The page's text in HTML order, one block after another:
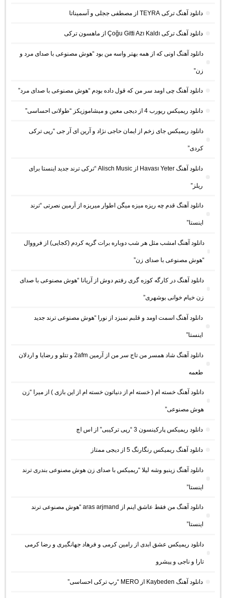
دانلود آهنگ ترکی TEYRA از مصطفی ججلی و آسمیناتا
دانلود آهنگ ترکی Çoğu Gitti Azı Kaldı از ماهسون ترکی
دانلود آهنگ اونی که از همه بهتر واسه من بود “هوش مصنوعی با صدای مرد و
زن”
دانلود آهنگ چی اومد سر من که قول داده بودم “هوش مصنوعی با صدای مرد”
دانلود ریمیکس ریورب 4 از دیجی معین و میشاموزیکز “طولانی احساسی”
دانلود ریمیکس جای زخم از ایمان حاجی نژاد و آرین ای آر جی “رپی ترکی
کردی”
دانلود آهنگ Havası Yeter از Alisch Music “ترکی ترند جدید اینستا برای
ریلز”
دانلود آهنگ ﻗﺪم ﭼﻪ رﻳﺰه ﻣﻴﺰه ﻣﻴﮕﻦ اﻃﻮار ﻣﻴﺮﻳﺰه از آرمین نصرتی “ترند
اینستا”
دانلود آهنگ امشب مثل هر شب دوباره برات گریه کردم (کجایی) از فرووال
“هوش مصنوعی با صدای زن”
دانلود آهنگ در کارگه کوزه گری رفتم دوش از آریانا “هوش مصنوعی با صدای
زن خیام خوانی بوشهری”
دانلود آهنگ اسمت اومد و قلبم نمیزد از نورا “هوش مصنوعی ترند جدید
اینستا”
دانلود آهنگ شاد همسر من تاج سر من از آرمین 2afm و تتلو و رضایا و اردلان
طعمه
دانلود آهنگ خسته ام ( خسته ام از دنیاتون خسته ام از این بازی ) از میرا “زن
هوش مصنوعی”
دانلود ریمیکس پارکینسون 3 “رپی ترکیبی” از اس اچ
دانلود آهنگ ریمیکس رنگارنگ 5 از دیجی ممتاز
دانلود آهنگ زینبو وشه لیلا “ریمیکس با صدای زن هوش مصنوعی بندری ترند
اینستا”
دانلود آهنگ من فقط عاشق اینم از aras arjmand “هوش مصنوعی ترند
اینستا”
دانلود ریمیکس عشق ابدی از رامین کرمی و فرهاد جهانگیری و رضا کرمی
تارا و ناجی و پیشرو
دانلود آهنگ Kaybeden از MERO “رپ ترکی احساسی”